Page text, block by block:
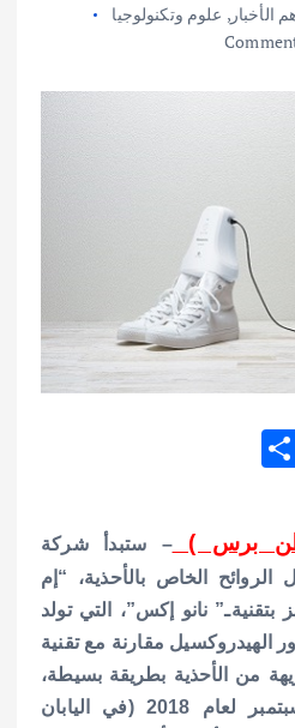
الأخبار, علوم وتكنولوجيا
e
(وطن برس )– ستبدأ شركة
الروائح الخاص بالأحذية، “إم
المجهز بتقنيةـ” نانو إكس”، التي تولد
الهيدروكسيل مقارنة مع تقنية
من الأحذية بطريقة بسيطة،
وذلك في الـ 20 من سبتمبر لعام 2018 (في اليابان